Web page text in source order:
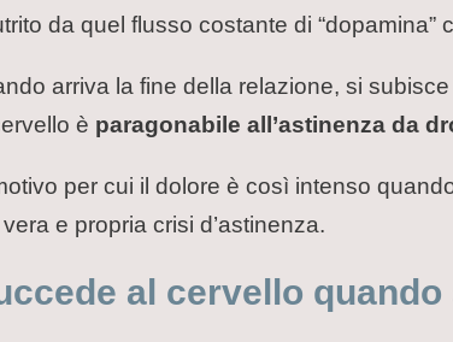
da quel flusso costante di “dopamina”
arriva la fine della relazione, si
è paragonabile all’astinenza da
per cui il dolore è così intenso
e propria crisi d’astinenza.
al cervello